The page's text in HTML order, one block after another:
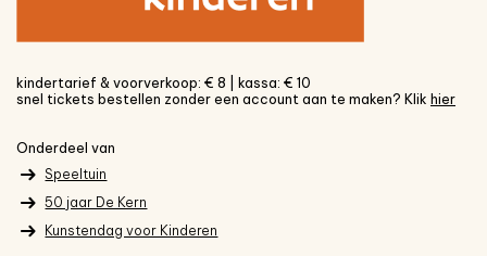
kindertarief & voorverkoop: € 8 | kassa: € 10
snel tickets bestellen zonder een account aan te maken? Klik hier
Onderdeel van
Speeltuin
50 jaar De Kern
Kunstendag voor Kinderen